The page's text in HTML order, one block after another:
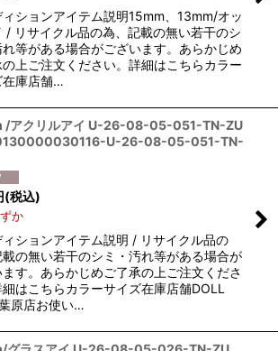
ィションアイテム説明15mm、13mm/オッ
/ リサイクル品の為、記載の無い若干のシ
れ等がある場合がございます。あらかじめ
の上ご注文ください。詳細はこちらカラー
在庫店舗…
/アクリルアイ U-26-08-05-051-TN-ZU
U-26-08-05-051-TN-
(税込)
か
ィションアイテム説明 / リサイクル品の
の無い若干のシミ・汚れ等がある場合が
ます。あらかじめご了承の上ご注文くださ
細はこちらカラーサイズ在庫店舗DOLL
原店お使い…